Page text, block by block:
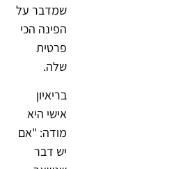
שמדבר על
הפינה הכי
פרטית
שלה.
בריאיון
אישי היא
מודה: "אם
יש דבר